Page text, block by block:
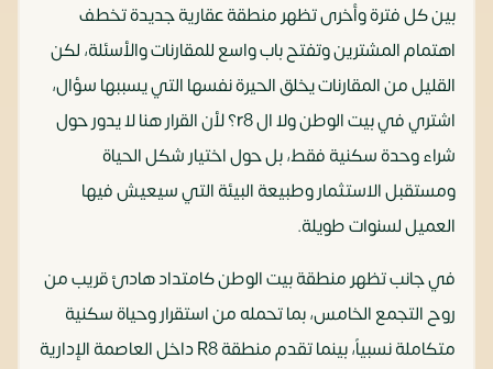
بين كل فترة وأخرى تظهر منطقة عقارية جديدة تخطف
اهتمام المشترين وتفتح باب واسع للمقارنات والأسئلة، لكن
القليل من المقارنات يخلق الحيرة نفسها التي يسببها سؤال،
اشتري في بيت الوطن ولا ال r8؟ لأن القرار هنا لا يدور حول
شراء وحدة سكنية فقط، بل حول اختيار شكل الحياة
ومستقبل الاستثمار وطبيعة البيئة التي سيعيش فيها
العميل لسنوات طويلة.
في جانب تظهر منطقة بيت الوطن كامتداد هادئ قريب من
روح التجمع الخامس، بما تحمله من استقرار وحياة سكنية
متكاملة نسبياً، بينما تقدم منطقة R8 داخل العاصمة الإدارية